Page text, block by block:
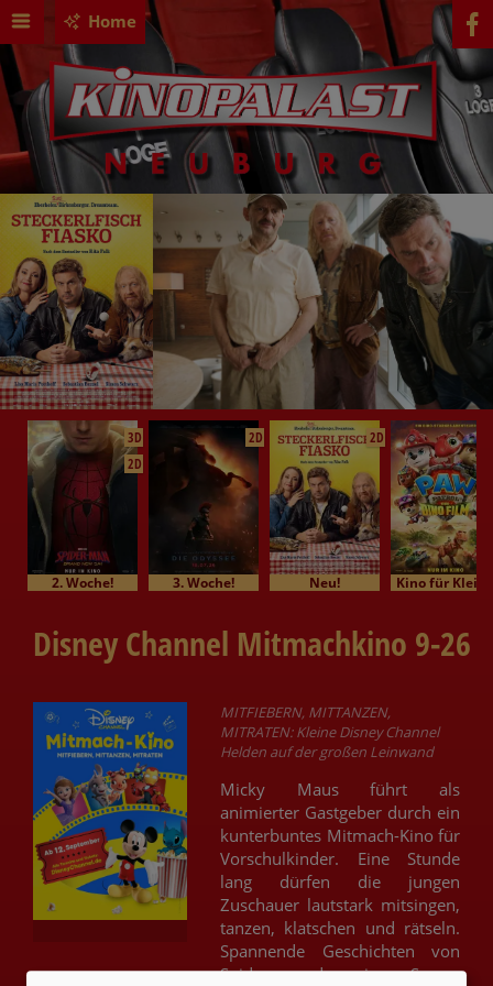
Home
3D
2D
2. Woche!
2D
3. Woche!
2D
Neu! Kino für
Disney Channel Mitmachkino 9-26
MITFIEBERN, MITTANZEN,
MITRATEN: Kleine Disney Channel
Helden auf der großen Leinwand
Micky Maus führt als
animierter Gastgeber durch ein
kunterbuntes Mitmach-Kino für
Vorschulkinder. Eine Stunde
lang dürfen die jungen
Zuschauer lautstark mitsingen,
tanzen, klatschen und rätseln.
Spannende Geschichten von
Spidey und seine Super-